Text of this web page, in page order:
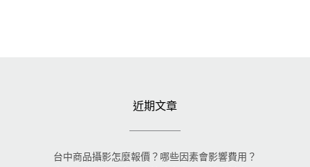
近期文章
台中商品攝影怎麼報價？哪些因素會影響費用？